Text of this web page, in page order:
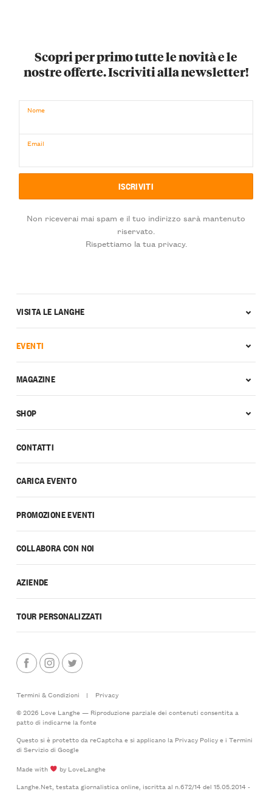
Scopri per primo tutte le novità e le
nostre offerte. Iscriviti alla newsletter!
Nome
Email
Non riceverai mai spam e il tuo indirizzo sarà mantenuto
riservato.
Rispettiamo la tua privacy.
CONTATTI
CARICA EVENTO
PROMOZIONE EVENTI
COLLABORA CON NOI
AZIENDE
TOUR PERSONALIZZATI
VISITA LE LANGHE
EVENTI
MAGAZINE
SHOP
Termini & Condizioni |
Privacy
© 2026 Love Langhe — Riproduzione parziale dei contenuti consentita a
patto di indicarne la fonte
Questo si è protetto da reCaptcha e si applicano la Privacy Policye i Termini
di Serviziodi Google
Made with
by LoveLanghe
Langhe.Net, testata giornalistica online, iscritta al n.672/14 del 15.05.2014 -